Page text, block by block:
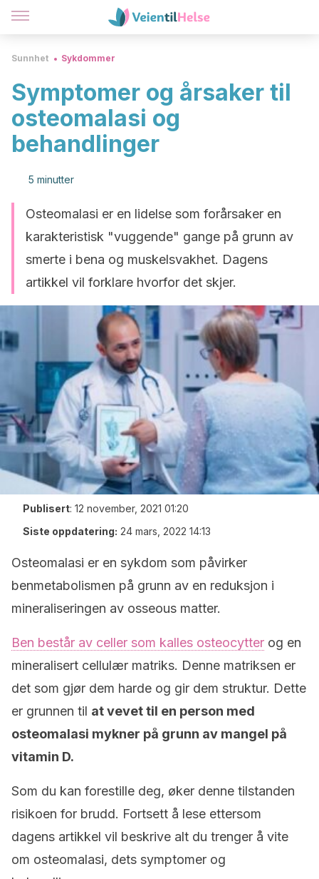
Sunnhet Sykdommer
Symptomer og årsaker til
osteomalasi og
behandlinger
5 minutter
Osteomalasi er en lidelse som forårsaker en
karakteristisk "vuggende" gange på grunn av
smerte i bena og muskelsvakhet. Dagens
artikkel vil forklare hvorfor det skjer.
Publisert: 12 november, 2021 01:20
Siste oppdatering: 24 mars, 2022 14:13
Osteomalasi er en sykdom som påvirker
benmetabolismen på grunn av en reduksjon i
mineraliseringen av osseous matter.
Ben består av celler som kalles osteocytter og en
mineralisert cellulær matriks. Denne matriksen er
det som gjør dem harde og gir dem struktur. Dette
er grunnen til at vevet til en person med
osteomalasi mykner på grunn av mangel på
vitamin D.
Som du kan forestille deg, øker denne tilstanden
risikoen for brudd. Fortsett å lese ettersom
dagens artikkel vil beskrive alt du trenger å vite
om osteomalasi, dets symptomer og